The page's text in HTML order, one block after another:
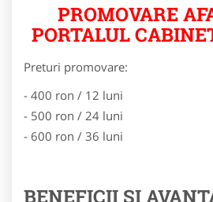
PROMOVARE
PORTALUL
Preturi promovare:
- 400 ron / 12 luni
- 500 ron / 24 luni
- 600 ron / 36 luni
BENEFICII SI